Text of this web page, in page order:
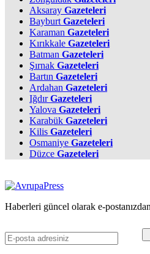
Aksaray Gazeteleri
Bayburt Gazeteleri
Karaman Gazeteleri
Kırıkkale Gazeteleri
Batman Gazeteleri
Şırnak Gazeteleri
Bartın Gazeteleri
Ardahan Gazeteleri
IğdırGazeteleri
Yalova Gazeteleri
Karabük Gazeteleri
Kilis Gazeteleri
Osmaniye Gazeteleri
Düzce Gazeteleri
Haberleri güncel olarak e-